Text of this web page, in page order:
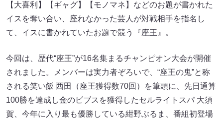
【大喜利】【ギャグ】【モノマネ】などのお題が書かれた
イスを奪い合い、座れなかった芸人が対戦相手を指名し
て、イスに書かれていたお題で競う『座王』。
今回は、歴代“座王”が16名集まるチャンピオン大会が開催
されました。メンバーは実力者ぞろいで、“座王の鬼”と称
される笑い飯 西田（座王獲得数70回）を筆頭に、先日通算
100勝を達成し金のビブスを獲得したセルライトスパ 大須
賀、今年に入り最も優勝している紺野ぶるま、番組初登場